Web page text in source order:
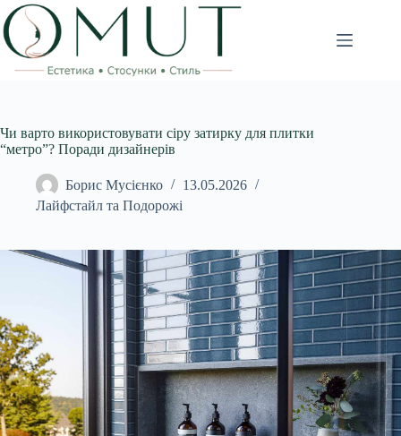
Перейти
до
вмісту
Чи варто використовувати сіру затирку для плитки
“метро”? Поради дизайнерів
Борис Мусієнко
13.05.2026
Лайфстайл та Подорожі